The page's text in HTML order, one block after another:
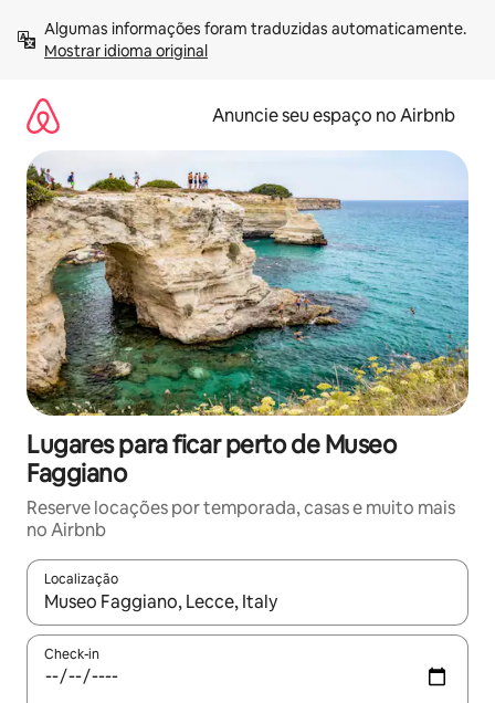
para
Mostrar idioma original
Anuncie seu espaço no Airbnb
Lugares para ficar perto de Museo
Faggiano
Reserve locações por temporada, casas e muito mais
no Airbnb
Localização
Quando os resultados estiverem disponíveis, explore-os
Check-in